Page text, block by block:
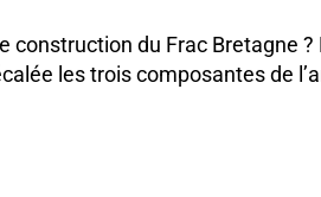
construction du Frac Bretagne
les trois composantes de